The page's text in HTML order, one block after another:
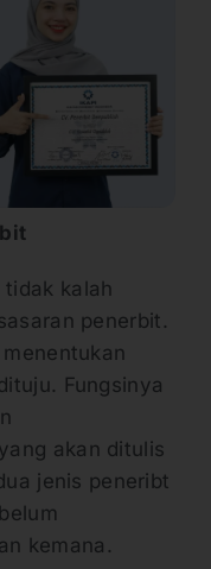
kalah
penerbit.
Fungsinya
akan ditulis
jenis peneribt
kemana.